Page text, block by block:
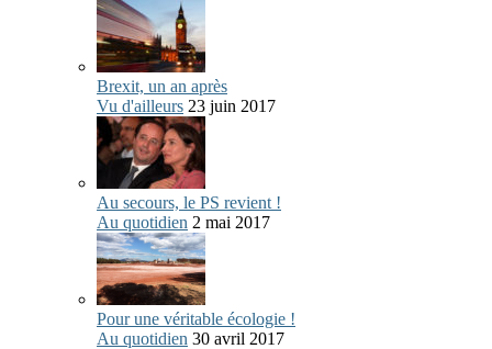
Brexit, un an après
Vu d'ailleurs 23 juin 2017
Au secours, le PS revient !
Au quotidien 2 mai 2017
Pour une véritable écologie !
Au quotidien 30 avril 2017